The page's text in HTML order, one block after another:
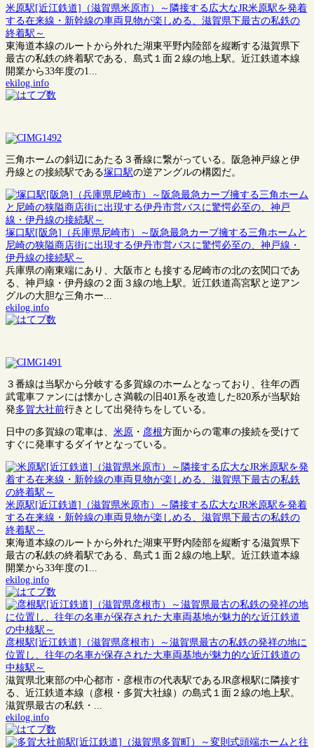
米原駅[近江鉄道]（滋賀県米原市）～隣接する広大なJR米原駅を発着
する在来線・新幹線の車両見物が楽しめる、滋賀県下最古の私鉄の
終着駅～
東海道本線のルートから外れた湖東平野内陸部を縦断する滋賀県下
最古の私鉄の終着駅である、島式１面２線の地上駅。近江鉄道本線
開業から33年度の1...
ekilog.info
三角ホームの斜辺にあたる３番線に繋がっている。阪急神戸線と伊
丹線との接続駅である塚口駅の逆アングルの構図だ。
塚口駅[阪急]（兵庫県尼崎市）～阪急最急カーブ擁する三角ホームと
尼崎の狭隘商店街に出現する伊丹市営バスに驚愕必至の、神戸線・
伊丹線の接続駅～
兵庫県の南東端にあり、大阪市とも接する尼崎市の北の玄関口であ
る、神戸線・伊丹線の２面３線の地上駅。近江鉄道高宮駅と逆アン
グルの大胆な三角ホー...
ekilog.info
３番線は当駅から分岐する多賀線のホームとなっており、往年の西
武電車ファンには懐かしさ満載の旧401系を改造した820系が当駅始
発多賀大社前行きとして出発待ちをしている。
日中の多賀線の電車は、 米原 ・ 彦根方面からの電車の接続を受けて
すぐに発車するダイヤとなっている。
米原駅[近江鉄道]（滋賀県米原市）～隣接する広大なJR米原駅を発着
する在来線・新幹線の車両見物が楽しめる、滋賀県下最古の私鉄の
終着駅～
東海道本線のルートから外れた湖東平野内陸部を縦断する滋賀県下
最古の私鉄の終着駅である、島式１面２線の地上駅。近江鉄道本線
開業から33年度の1...
ekilog.info
彦根駅[近江鉄道]（滋賀県彦根市）～滋賀県最古の私鉄の発祥の地に
位置し、往年の名車が保存された大車両基地が魅力的な近江鉄道の
中核駅～
滋賀県北東部の中心都市・彦根市の代表駅であるJR彦根駅に隣接す
る、近江鉄道本線（彦根・多賀大社線）の島式１面２線の地上駅。
滋賀県最古の私鉄・...
ekilog.info